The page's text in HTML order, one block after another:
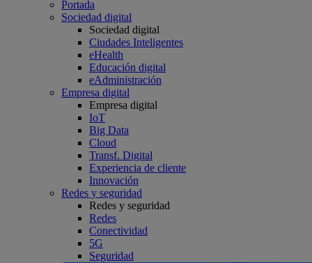
Portada
Sociedad digital
Sociedad digital
Ciudades Inteligentes
eHealth
Educación digital
eAdministración
Empresa digital
Empresa digital
IoT
Big Data
Cloud
Transf. Digital
Experiencia de cliente
Innovación
Redes y seguridad
Redes y seguridad
Redes
Conectividad
5G
Seguridad